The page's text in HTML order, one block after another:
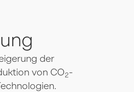
der
von CO2-